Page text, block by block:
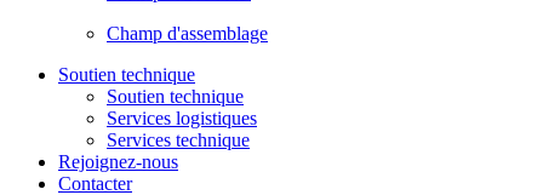
Champ d'assemblage
Soutien technique
Soutien technique
Services logistiques
Services technique
Rejoignez-nous
Contacter